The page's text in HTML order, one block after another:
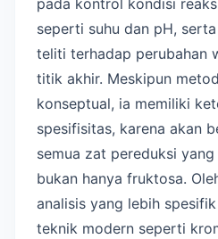
pada kontrol kondisi
seperti suhu dan pH,
teliti terhadap perubahan
titik akhir. Meskipun
konseptual, ia memiliki
spesifisitas, karena akan
semua zat pereduksi
bukan hanya fruktosa.
analisis yang lebih
teknik modern seperti